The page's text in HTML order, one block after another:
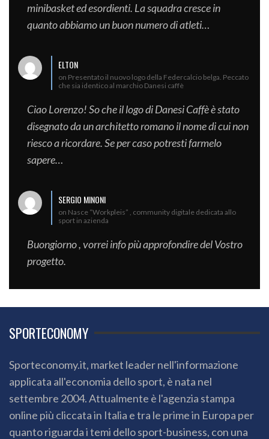
minibasket ed esordienti. La squadra cresce in
quanto abbiamo un buon numero di atleti…
ELTON
on Presentato il nuovo logo della Federcalcio belga. Peccato
che sia identico al marchio Danesi caffè
Ciao Lorenzo! So che il logo di Danesi Caffè è stato
disegnato da un architetto romano il nome di cui non
riesco a ricordare. Se per caso potresti farmelo
sapere…
SERGIO MINONI
on Nasce “Workpleis” , community digitale dedicata allo
sport in azienda
Buongiorno , vorrei info più approfondire del Vostro
progetto.
SPORTECONOMY
Sporteconomy.it, market leader nell'informazione
applicata all'economia dello sport, è nata nel
settembre 2004. Attualmente è l'agenzia stampa
online più cliccata in Italia e tra le prime in Europa per
quanto riguarda i temi dello sport-business, con una